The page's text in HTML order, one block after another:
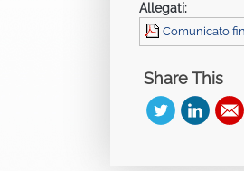
Allegati:
Comunicato
Share This